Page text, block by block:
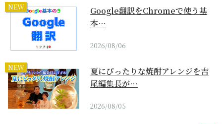
NEW
Google翻訳をChromeで使う基
本…
2026/08/06
NEW
夏にぴったりな焼酎アレンジを吉
尾編集長が…
2026/08/05